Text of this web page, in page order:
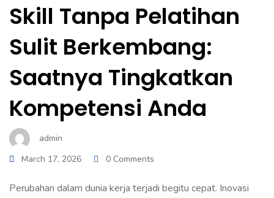
Skill Tanpa Pelatihan
Sulit Berkembang:
Saatnya Tingkatkan
Kompetensi Anda
admin
March 17, 2026
0 Comments
Perubahan dalam dunia kerja terjadi begitu cepat. Inovasi